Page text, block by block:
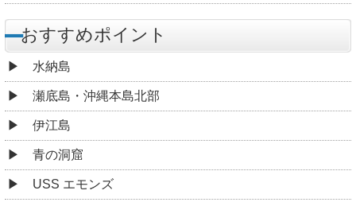
おすすめポイント
水納島
瀬底島・沖縄本島北部
伊江島
青の洞窟
USS エモンズ